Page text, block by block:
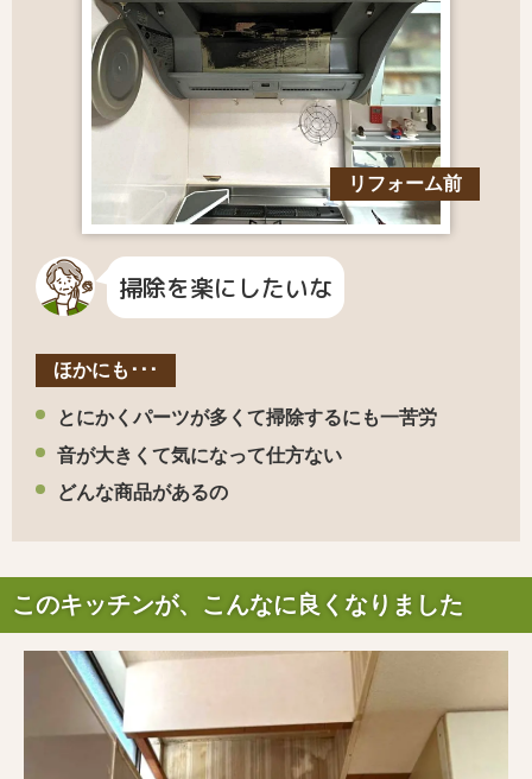
リフォーム前
掃除を楽にしたいな
ほかにも･･･
とにかくパーツが多くて掃除するにも一苦労
音が大きくて気になって仕方ない
どんな商品があるの
このキッチンが、こんなに良くなりました